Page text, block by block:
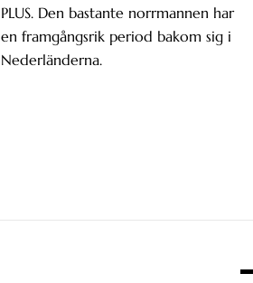
PLUS. Den bastante norrmannen har
en framgångsrik period bakom sig i
Nederländerna.